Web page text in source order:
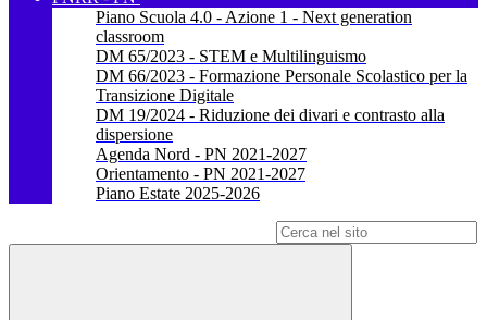
Piano Scuola 4.0 - Azione 1 - Next generation
classroom
DM 65/2023 - STEM e Multilinguismo
DM 66/2023 - Formazione Personale Scolastico per la
Transizione Digitale
DM 19/2024 - Riduzione dei divari e contrasto alla
dispersione
Agenda Nord - PN 2021-2027
Orientamento - PN 2021-2027
Piano Estate 2025-2026